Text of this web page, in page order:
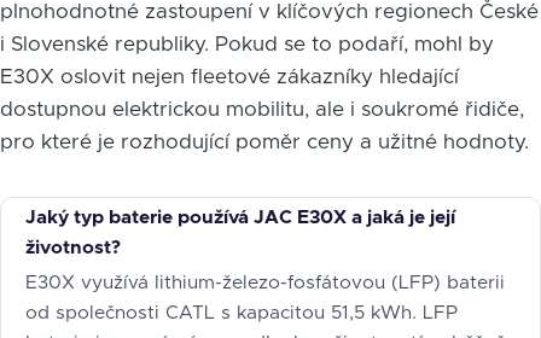
plnohodnotné zastoupení v klíčových regionech České
i Slovenské republiky. Pokud se to podaří, mohl by
E30X oslovit nejen fleetové zákazníky hledající
dostupnou elektrickou mobilitu, ale i soukromé řidiče,
pro které je rozhodující poměr ceny a užitné hodnoty.
Jaký typ baterie používá JAC E30X a jaká je její
životnost?
E30X využívá lithium-železo-fosfátovou (LFP) baterii
od společnosti CATL s kapacitou 51,5 kWh. LFP